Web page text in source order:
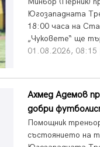
Югозападната
18:00 часа на
„Чуковете“ ще
01.08.2026,
Ахмед Адемов
добри
Помощник
състоянието на